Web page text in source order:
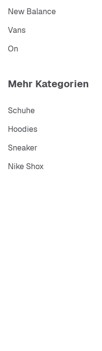
New Balance
Vans
On
Mehr Kategorien
Schuhe
Hoodies
Sneaker
Nike Shox